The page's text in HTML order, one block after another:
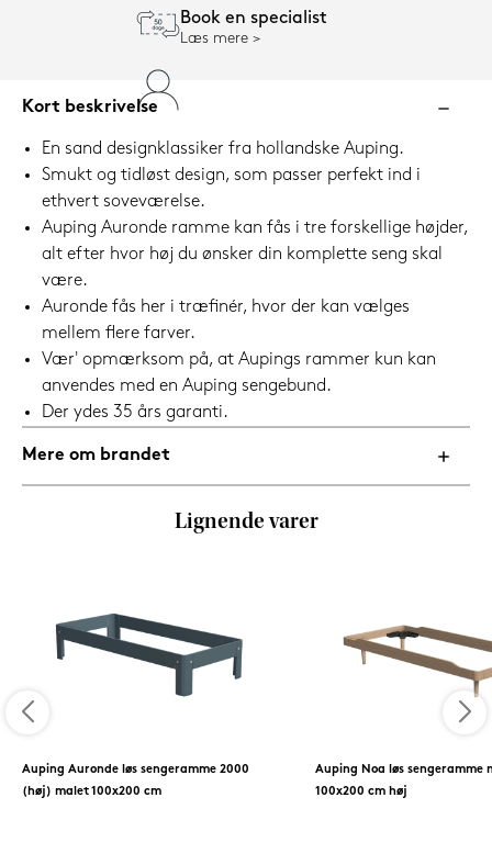
Book en specialist
Læs mere
Kort beskrivelse
En sand designklassiker fra hollandske Auping.
Smukt og tidløst design, som passer perfekt ind i
ethvert soveværelse.
Auping Auronde ramme kan fås i tre forskellige højder,
alt efter hvor høj du ønsker din komplette seng skal
være.
Auronde fås her i træfinér, hvor der kan vælges
mellem flere farver.
Vær' opmærksom på, at Aupings rammer kun kan
anvendes med en Auping sengebund.
Der ydes 35 års garanti.
Mere om brandet
Lignende varer
Auping Auronde løs sengeramme 2000
(høj) malet 100x200 cm
Auping Noa løs sengeramme
100x200 cm høj